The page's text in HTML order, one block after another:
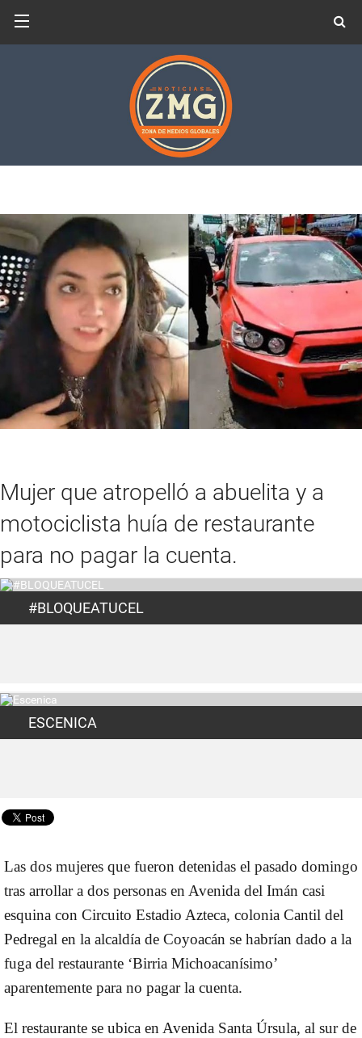
Mujer que atropelló a abuelita y a
motociclista huía de restaurante
para no pagar la cuenta.
#BLOQUEATUCEL
ESCENICA
Las dos mujeres que fueron detenidas el pasado domingo
tras arrollar a dos personas en Avenida del Imán casi
esquina con Circuito Estadio Azteca, colonia Cantil del
Pedregal en la alcaldía de Coyoacán se habrían dado a la
fuga del restaurante ‘Birria Michoacanísimo’
aparentemente para no pagar la cuenta.
El restaurante se ubica en Avenida Santa Úrsula, al sur de